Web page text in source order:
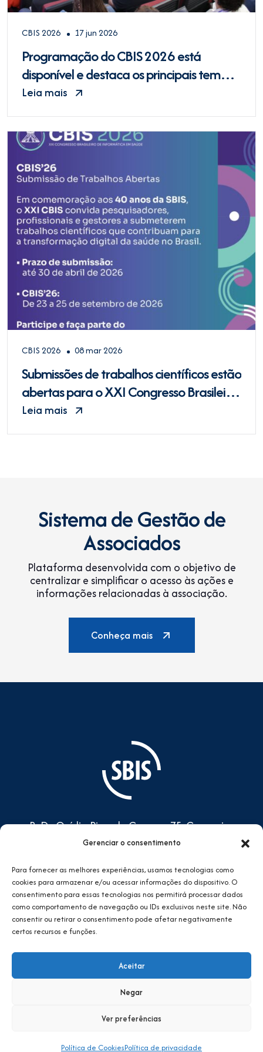
Gerenciar o consentimento
Para fornecer as melhores experiências, usamos tecnologias como
cookies para armazenar e/ou acessar informações do dispositivo. O
consentimento para essas tecnologias nos permitirá processar dados
como comportamento de navegação ou IDs exclusivos neste site. Não
consentir ou retirar o consentimento pode afetar negativamente
certos recursos e funções.
Aceitar
Negar
Ver preferências
Política de CookiesPolítica de privacidade
CBIS 2026 17 jun 2026
Programação do CBIS 2026 está
disponível e destaca os principais temas
da transformação digital em saúde
Leia mais
CBIS 2026 08 mar 2026
Submissões de trabalhos científicos estão
abertas para o XXI Congresso Brasileiro
de Informática em Saúde – CBIS’26
Leia mais
Sistema de Gestão de
Associados
Plataforma desenvolvida com o objetivo de
centralizar e simplificar o acesso às ações e
informações relacionadas à associação.
Conheça mais
R. Dr. Ovídio Pires de Campos,75, Cerqueira
César, São Paulo/SP - CEP: 05401-000
Complexo do HCFMUSP
sbis@sbis.org.br
SBIS © 2024. Todos direitos reservados.
Política de Privacidade
Política de cookies